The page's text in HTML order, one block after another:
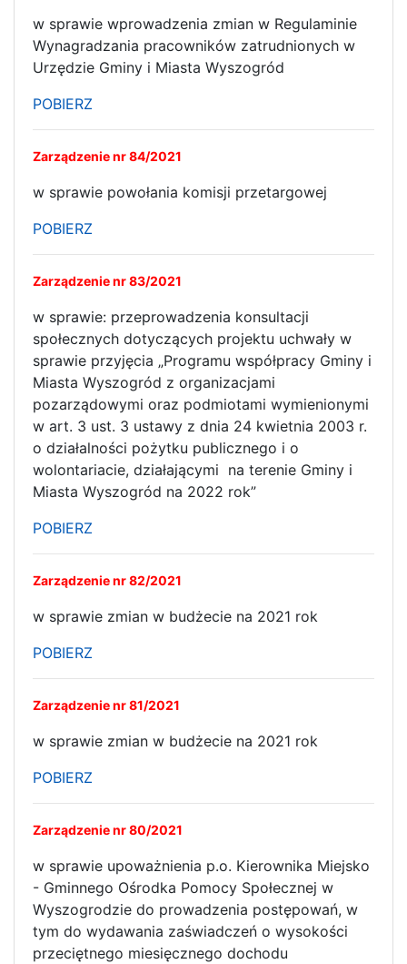
w sprawie wprowadzenia zmian w Regulaminie
Wynagradzania pracowników zatrudnionych w
Urzędzie Gminy i Miasta Wyszogród
POBIERZ
Zarządzenie nr 84/2021
w sprawie powołania komisji przetargowej
POBIERZ
Zarządzenie nr 83/2021
w sprawie: przeprowadzenia konsultacji
społecznych dotyczących projektu uchwały w
sprawie przyjęcia „Programu współpracy Gminy i
Miasta Wyszogród z organizacjami
pozarządowymi oraz podmiotami wymienionymi
w art. 3 ust. 3 ustawy z dnia 24 kwietnia 2003 r.
o działalności pożytku publicznego i o
wolontariacie, działającymi na terenie Gminy i
Miasta Wyszogród na 2022 rok”
POBIERZ
Zarządzenie nr 82/2021
w sprawie zmian w budżecie na 2021 rok
POBIERZ
Zarządzenie nr 81/2021
w sprawie zmian w budżecie na 2021 rok
POBIERZ
Zarządzenie nr 80/2021
w sprawie upoważnienia p.o. Kierownika Miejsko
- Gminnego Ośrodka Pomocy Społecznej w
Wyszogrodzie do prowadzenia postępowań, w
tym do wydawania zaświadczeń o wysokości
przeciętnego miesięcznego dochodu